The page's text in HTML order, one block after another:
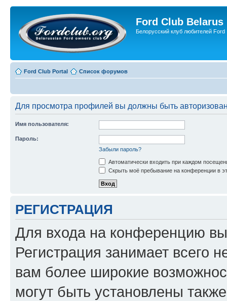
Ford Club Belarus
Белорусский клуб любителей Ford
Ford Club Portal Список форумов
Для просмотра профилей вы должны быть
Имя пользователя:
Пароль:
Забыли пароль?
Автоматически входить при каждом
Скрыть моё пребывание на конференции в
РЕГИСТРАЦИЯ
Для входа на конференцию
Регистрация занимает всего
вам более широкие
могут быть установлены